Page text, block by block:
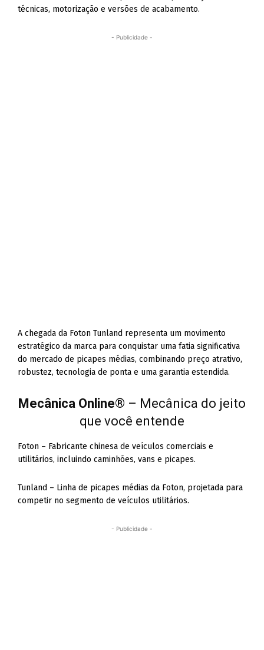
técnicas, motorização e versões de acabamento.
- Publicidade -
A chegada da Foton Tunland representa um movimento
estratégico da marca para conquistar uma fatia significativa
do mercado de picapes médias, combinando preço atrativo,
robustez, tecnologia de ponta e uma garantia estendida.
Mecânica Online® – Mecânica do jeito
que você entende
Foton – Fabricante chinesa de veículos comerciais e
utilitários, incluindo caminhões, vans e picapes.
Tunland – Linha de picapes médias da Foton, projetada para
competir no segmento de veículos utilitários.
- Publicidade -